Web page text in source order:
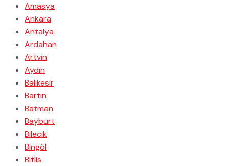
Amasya
Ankara
Antalya
Ardahan
Artvin
Aydın
Balıkesir
Bartın
Batman
Bayburt
Bilecik
Bingöl
Bitlis